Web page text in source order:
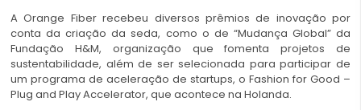
A Orange Fiber recebeu diversos prêmios de inovação por
conta da criação da seda, como o de “Mudança Global” da
Fundação H&M, organização que fomenta projetos de
sustentabilidade, além de ser selecionada para participar de
um programa de aceleração de startups, o Fashion for Good –
Plug and Play Accelerator, que acontece na Holanda.